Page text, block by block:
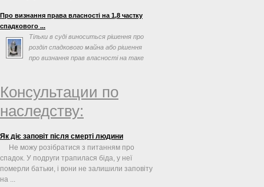
Про визнання права власності на 1,8 частку
спадкового ...
Тільки в суді виноситься рішення про
розділ спадкового майна або рішення
про визнання прав власності на таке
Консультации по
наследству:
Як діє заповіт після смерті людини
Не можу розібратися з питанням про
спадок. У подруги трапилася біда, у неї
померли батьки, і вони не залишили заповіту
на ...